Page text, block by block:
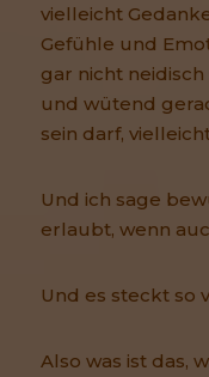
vielleicht
Gefühle und
gar nicht
und wütend
sein darf,
Und ich sage
erlaubt, wenn
Und es steckt so
Also was ist das,